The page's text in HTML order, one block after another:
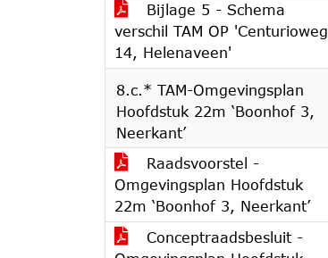
Bijlage 5 - Schema
verschil TAM OP 'Centurioweg
14, Helenaveen'
8.c.* TAM-Omgevingsplan
Hoofdstuk 22m ‘Boonhof 3,
Neerkant’
Raadsvoorstel -
Omgevingsplan Hoofdstuk
22m ‘Boonhof 3, Neerkant’
Conceptraadsbesluit -